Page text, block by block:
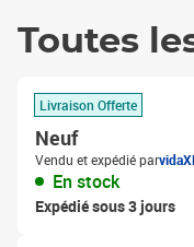
Toutes
Livraison Offerte
Neuf
Vendu et expédié parvidaXL
En stock
Expédié sous 3 jours